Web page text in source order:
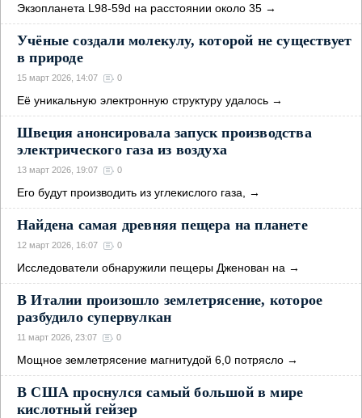
Экзопланета L98-59d на расстоянии около 35 →
Учёные создали молекулу, которой не существует
в природе
15 март 2026, 14:07 0
Её уникальную электронную структуру удалось →
Швеция анонсировала запуск производства
электрического газа из воздуха
13 март 2026, 19:07 0
Его будут производить из углекислого газа, →
Найдена самая древняя пещера на планете
12 март 2026, 16:07 0
Исследователи обнаружили пещеры Дженован на →
В Италии произошло землетрясение, которое
разбудило супервулкан
11 март 2026, 23:07 0
Мощное землетрясение магнитудой 6,0 потрясло →
В США проснулся самый большой в мире
кислотный гейзер